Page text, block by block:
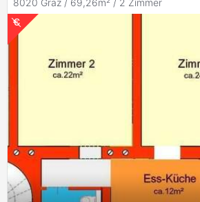
8020 Graz / 69,26m² / 2 Zimmer